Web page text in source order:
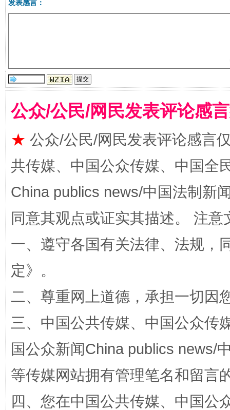
扯下公款旅游的“隐身衣” 如何以
“蜀中异人”王建安的艺术幻境
发表感言：
公众/公民/网民发表评论感
★ 公众/公民/网民发表评论感言
共传媒、中国公众传媒、中国全
China publics news/中国法制新
同意其观点或证实其描述。 注
一、遵守各国有关法律、法规，
定》。
二、尊重网上道德，承担一切因
三、中国公共传媒、中国公众传
国公众新闻China publics news/
等传媒网站拥有管理笔名和留言
四、您在中国公共传媒、中国公